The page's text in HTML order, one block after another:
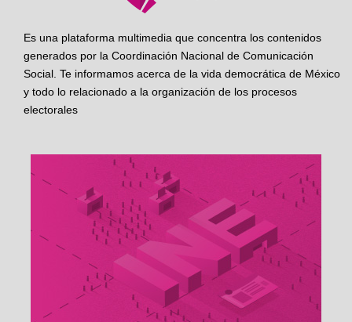
Es una plataforma multimedia que concentra los contenidos
generados por la Coordinación Nacional de Comunicación
Social. Te informamos acerca de la vida democrática de México
y todo lo relacionado a la organización de los procesos
electorales